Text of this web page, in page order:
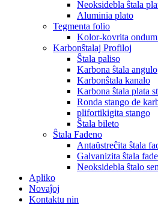
Neoksidebla ŝtala
Aluminia plato
Tegmenta folio
Kolor-kovrita
Karbonŝtalaj Profiloj
Ŝtala paliso
Karbona ŝtala angulo
Karbonŝtala kanalo
Karbona ŝtala plata
Ronda stango de
plifortikigita stango
Ŝtala bileto
Ŝtala Fadeno
Antaŭstreĉita ŝtala
Galvanizita ŝtala
Neoksidebla ŝtalo
Apliko
Novaĵoj
Kontaktu nin